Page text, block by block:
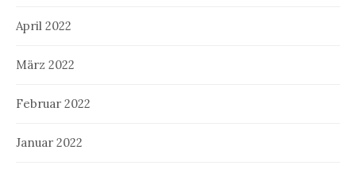
April 2022
März 2022
Februar 2022
Januar 2022